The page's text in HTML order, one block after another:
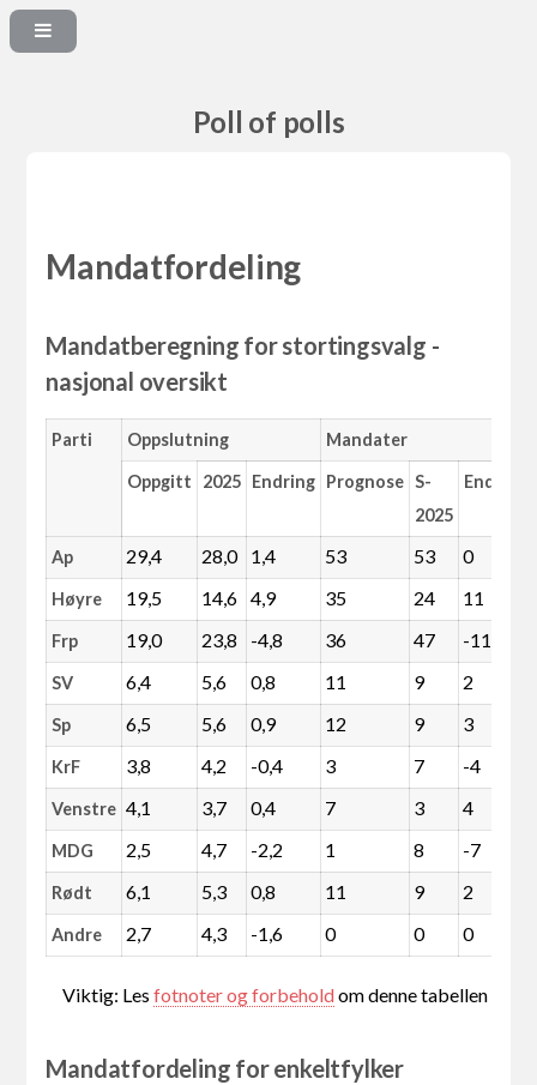
Poll of polls
Mandatfordeling
Mandatberegning for stortingsvalg -
nasjonal oversikt
Parti Oppslutning Mandater
Oppgitt 2025 Endring Prognose S-
2025
Endring
Ap 29,4 28,0 1,4 53 53 0
Høyre 19,5 14,6 4,9 35 24 11
Frp 19,0 23,8 -4,8 36 47 -11
SV 6,4 5,6 0,8 11 9 2
Sp 6,5 5,6 0,9 12 9 3
KrF 3,8 4,2 -0,4 3 7 -4
Venstre 4,1 3,7 0,4 7 3 4
MDG 2,5 4,7 -2,2 1 8 -7
Rødt 6,1 5,3 0,8 11 9 2
Andre 2,7 4,3 -1,6 0 0 0
Viktig: Lesfotnoter og forbeholdom denne tabellen
Mandatfordeling for enkeltfylker